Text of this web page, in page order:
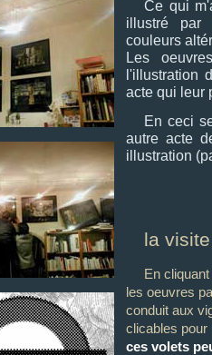
Ce qui
illustré par
couleurs
Les
l'illustration
acte qui leur
En ceci
autre acte
illustration
la
En
les oeuvres
conduit aux
clicables
ces volets